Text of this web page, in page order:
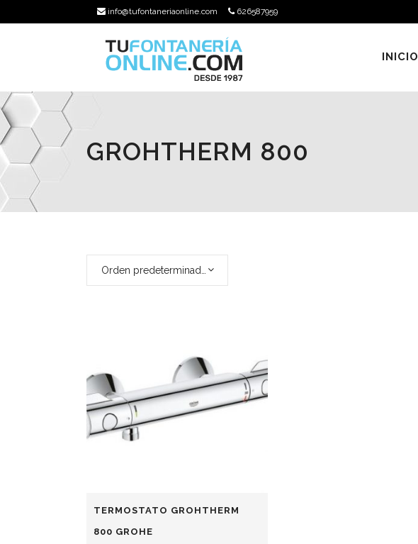
info@tufontaneriaonline.com 626587959
INICIO
GROHTHERM 800
TERMOSTATO GROHTHERM
800 GROHE